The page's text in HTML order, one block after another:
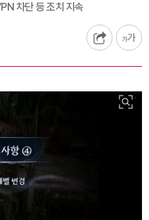
차단 등 조치 지속